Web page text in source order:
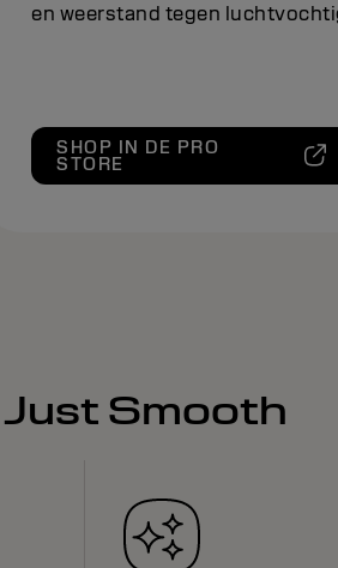
en weerstand tegen
SHOP IN DE PRO
STORE
Smooth